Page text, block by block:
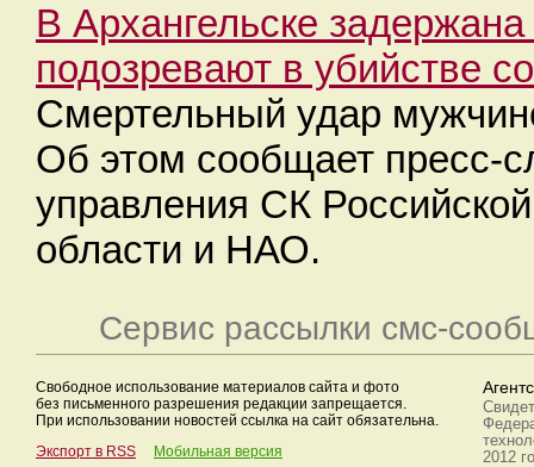
В Архангельске
подозревают в убийстве
Смертельный удар
Об этом сообщает пресс-
управления СК
области и НАО.
Сервис рассылки смс-
Свободное использование материалов сайта и фото
без письменного разрешения редакции запрещается.
При использовании новостей ссылка на сайт обязательна.
Экспорт в RSS
Мобильная версия
2012